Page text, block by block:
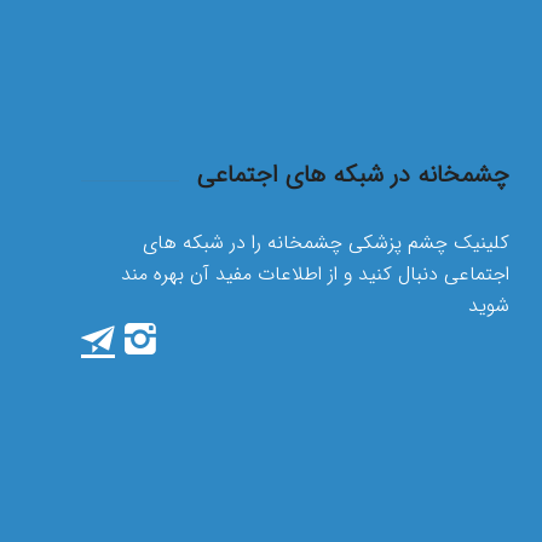
چشمخانه در شبکه های اجتماعی
کلینیک چشم پزشکی چشمخانه را در شبکه های
اجتماعی دنبال کنید و از اطلاعات مفید آن بهره مند
شوید